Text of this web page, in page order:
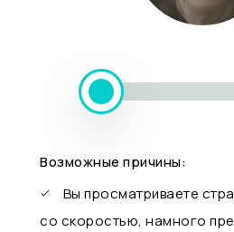
Возможные причины:
Вы просматриваете
со скоростью, намного